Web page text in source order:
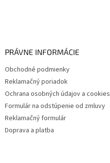
PRÁVNE INFORMÁCIE
Obchodné podmienky
Reklamačný poriadok
Ochrana osobných údajov a cookies
Formulár na odstúpenie od zmluvy
Reklamačný formulár
Doprava a platba